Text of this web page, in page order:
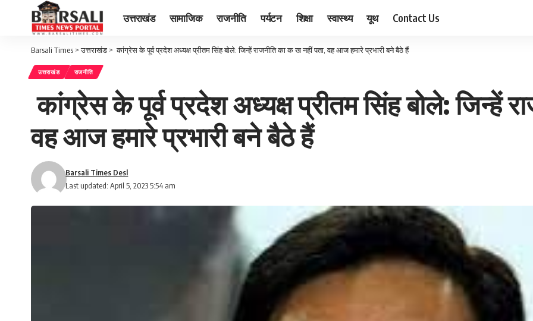
उत्तराखंड सामाजिक राजनीति पर्यटन शिक्षा स्वास्थ्य यूथ Contact Us
Barsali Times >उत्तराखंड > कांग्रेस के पूर्व प्रदेश अध्यक्ष प्रीतम सिंह बोले: जिन्हें राजनीति का क ख नहीं पता, वह आज हमारे प्रभारी बने बैठे हैं
उत्तराखंड राजनीति
कांग्रेस के पूर्व प्रदेश अध्यक्ष प्रीतम सिंह बोले: जिन्हें
वह आज हमारे प्रभारी बने बैठे हैं
Last updated: April 5, 2023 5:54 am
Barsali Times Desl